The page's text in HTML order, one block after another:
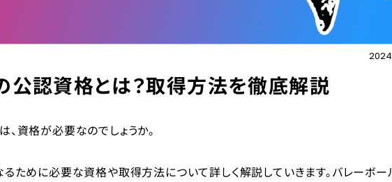
公認資格とは？取得方法を徹底解説
資格が必要なのでしょうか。
ために必要な資格や取得方法について詳しく解説していきます。バレーボー